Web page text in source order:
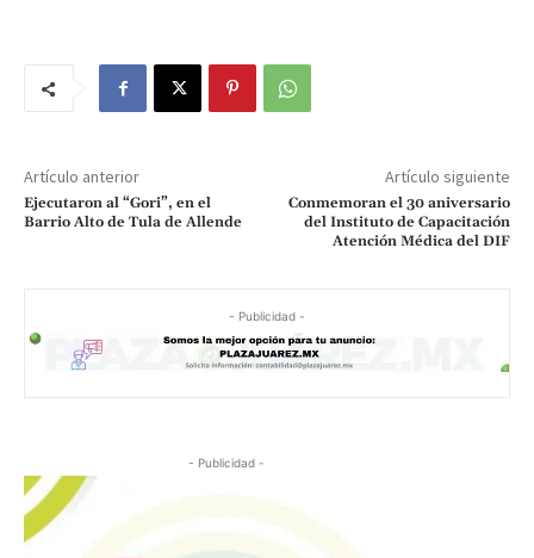
Artículo anterior
Ejecutaron al “Gori”, en el
Barrio Alto de Tula de Allende
Artículo siguiente
Conmemoran el 30 aniversario
del Instituto de Capacitación
Atención Médica del DIF
- Publicidad -
- Publicidad -